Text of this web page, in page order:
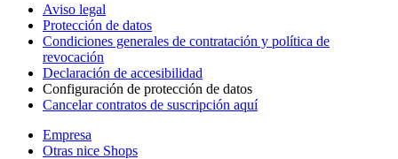
Aviso legal
Protección de datos
Condiciones generales de contratación y política de
revocación
Declaración de accesibilidad
Configuración de protección de datos
Cancelar contratos de suscripción aquí
Empresa
Otras nice Shops